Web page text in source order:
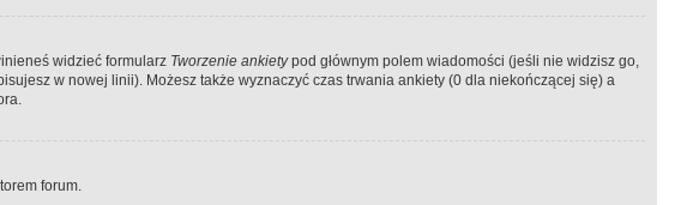
widzieć formularz Tworzenie ankietypod głównym polem wiadomości (jeśli nie widzisz go,
w nowej linii). Możesz także wyznaczyć czas trwania ankiety (0 dla niekończącej się) a
forum.